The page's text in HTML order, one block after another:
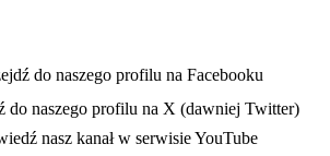
- otwiera się w nowej karcie
do naszego profilu na Facebooku
nowej karcie
do naszego profilu na X (dawniej Twitter)
otwiera się w nowej karcie
nasz kanał w serwisie YouTube